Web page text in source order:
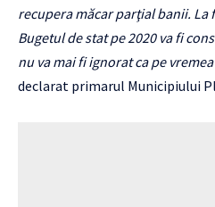
recupera măcar parţial banii. La
Bugetul de stat pe 2020 va fi
nu va mai fi ignorat ca pe
declarat primarul Municipiului